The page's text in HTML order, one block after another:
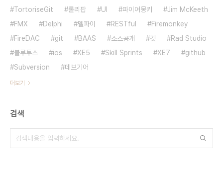
TortoriseGit
롤리팝 UI 파이어몽키
Jim McKeeth
FMX
Delphi 델파이 RESTful
Firemonkey
FireDAC
git BAAS 소스공개 깃
Rad Studio
블루투스
ios XE5 Skill Sprints XE7
github
Subversion
데브기어
더보기
검색